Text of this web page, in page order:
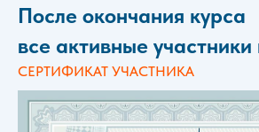
После окончания курса
все активные участники
СЕРТИФИКАТ УЧАСТНИКА